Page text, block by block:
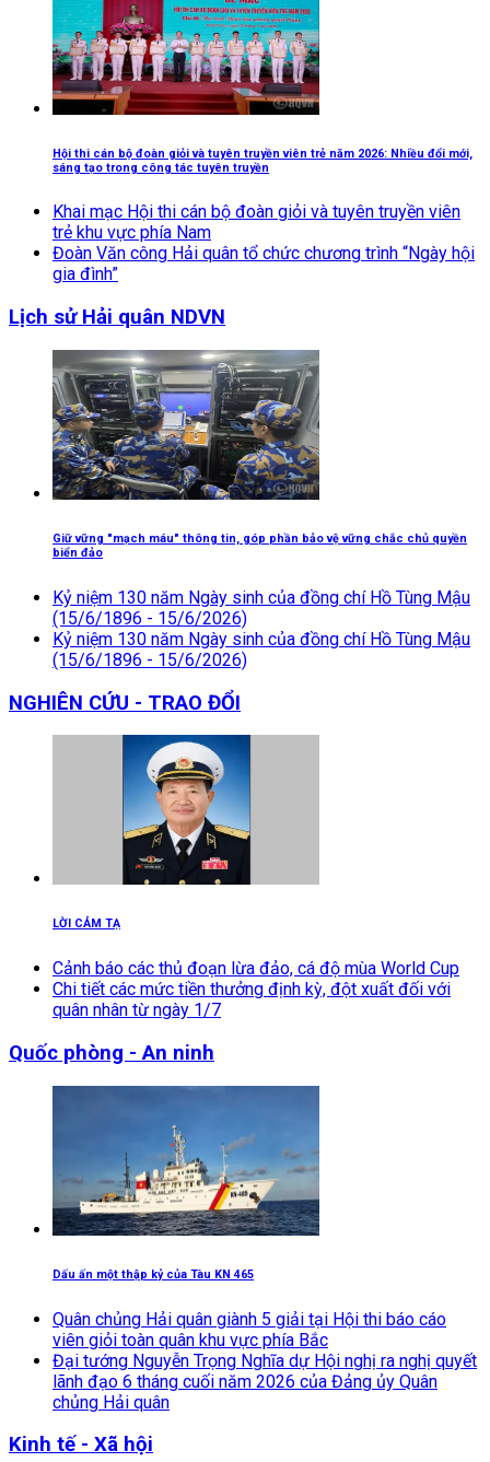
Hội thi cán bộ đoàn giỏi và tuyên truyền viên trẻ năm 2026: Nhiều đổi mới,
sáng tạo trong công tác tuyên truyền
Khai mạc Hội thi cán bộ đoàn giỏi và tuyên truyền viên
trẻ khu vực phía Nam
Đoàn Văn công Hải quân tổ chức chương trình “Ngày hội
gia đình”
Lịch sử Hải quân NDVN
Giữ vững "mạch máu" thông tin, góp phần bảo vệ vững chắc chủ quyền
biển đảo
Kỷ niệm 130 năm Ngày sinh của đồng chí Hồ Tùng Mậu
(15/6/1896 - 15/6/2026)
Kỷ niệm 130 năm Ngày sinh của đồng chí Hồ Tùng Mậu
(15/6/1896 - 15/6/2026)
NGHIÊN CỨU - TRAO ĐỔI
LỜI CẢM TẠ
Cảnh báo các thủ đoạn lừa đảo, cá độ mùa World Cup
Chi tiết các mức tiền thưởng định kỳ, đột xuất đối với
quân nhân từ ngày 1/7
Quốc phòng - An ninh
Dấu ấn một thập kỷ của Tàu KN 465
Quân chủng Hải quân giành 5 giải tại Hội thi báo cáo
viên giỏi toàn quân khu vực phía Bắc
Đại tướng Nguyễn Trọng Nghĩa dự Hội nghị ra nghị quyết
lãnh đạo 6 tháng cuối năm 2026 của Đảng ủy Quân
chủng Hải quân
Kinh tế - Xã hội